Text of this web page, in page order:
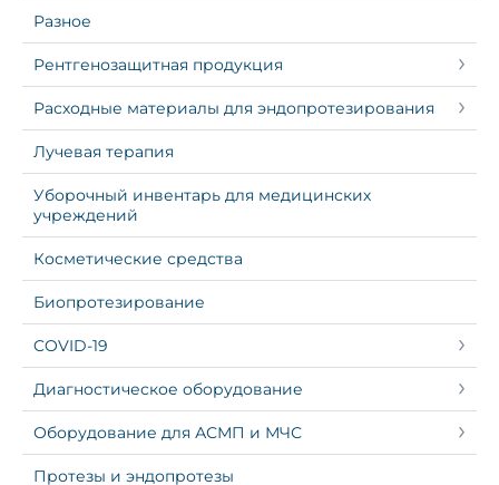
Разное
Рентгенозащитная продукция
Расходные материалы для эндопротезирования
Лучевая терапия
Уборочный инвентарь для медицинских
учреждений
Косметические средства
Биопротезирование
COVID-19
Диагностическое оборудование
Оборудование для АСМП и МЧС
Протезы и эндопротезы